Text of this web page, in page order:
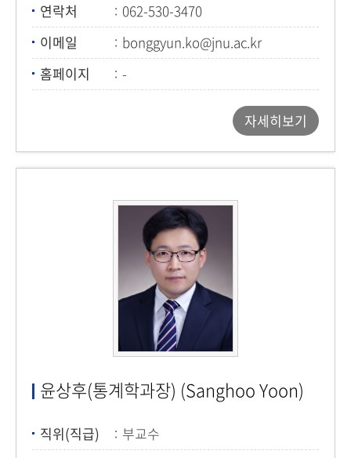
연락처
062-530-3470
이메일
bonggyun.ko@jnu.ac.kr
홈페이지
-
자세히보기
윤상후(통계학과장) (Sanghoo Yoon)
직위(직급)
부교수